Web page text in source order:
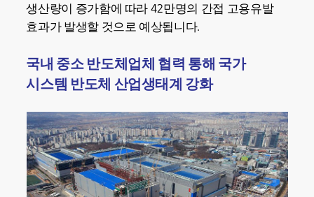
생산량이 증가함에 따라 42만명의 간접 고용유발
효과가 발생할 것으로 예상됩니다.
국내 중소 반도체업체 협력 통해 국가
시스템 반도체 산업생태계 강화